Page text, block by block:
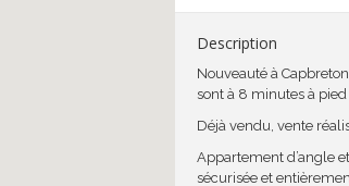
Description
Nouveauté à
sont à 8 minutes à
Déjà vendu, vente
Appartement d’angle
sécurisée et